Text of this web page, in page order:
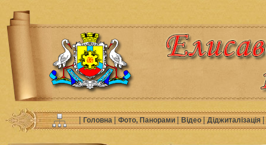
|Головна|Фото, Панорами|Відео|Діджиталізація|